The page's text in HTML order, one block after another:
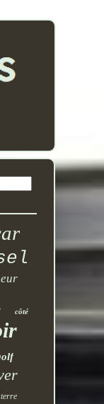
côté
terre